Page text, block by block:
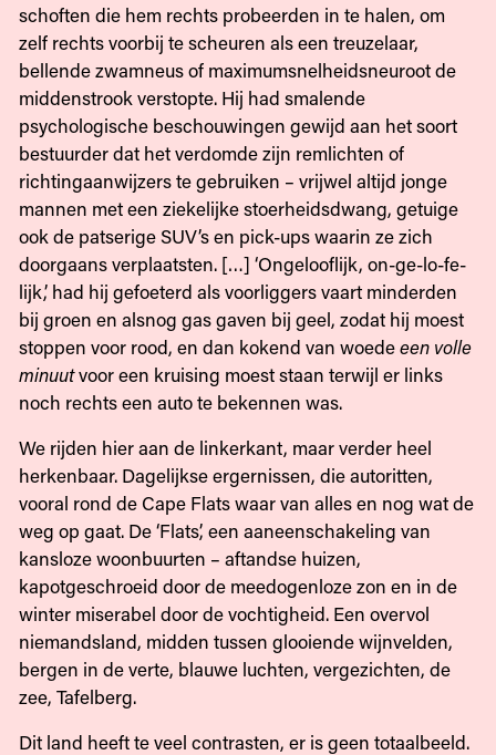
schoften die hem rechts probeerden in te halen, om
zelf rechts voorbij te scheuren als een treuzelaar,
bellende zwamneus of maximumsnelheidsneuroot de
middenstrook verstopte. Hij had smalende
psychologische beschouwingen gewijd aan het soort
bestuurder dat het verdomde zijn remlichten of
richtingaanwijzers te gebruiken – vrijwel altijd jonge
mannen met een ziekelijke stoerheidsdwang, getuige
ook de patserige SUV’s en pick-ups waarin ze zich
doorgaans verplaatsten. […] ‘Ongelooflijk, on-ge-lo-fe-
lijk,’ had hij gefoeterd als voorliggers vaart minderden
bij groen en alsnog gas gaven bij geel, zodat hij moest
stoppen voor rood, en dan kokend van woedeeen volle
minuutvoor een kruising moest staan terwijl er links
noch rechts een auto te bekennen was.
We rijden hier aan de linkerkant, maar verder heel
herkenbaar. Dagelijkse ergernissen, die autoritten,
vooral rond de Cape Flats waar van alles en nog wat de
weg op gaat. De ‘Flats’, een aaneenschakeling van
kansloze woonbuurten – aftandse huizen,
kapotgeschroeid door de meedogenloze zon en in de
winter miserabel door de vochtigheid. Een overvol
niemandsland, midden tussen glooiende wijnvelden,
bergen in de verte, blauwe luchten, vergezichten, de
zee, Tafelberg.
Dit land heeft te veel contrasten, er is geen totaalbeeld.